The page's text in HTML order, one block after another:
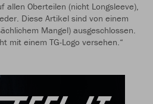
allen Oberteilen (nicht Longsleeve),
Diese Artikel sind von einem
Mangel) ausgeschlossen.
mit einem TG-Logo versehen.“